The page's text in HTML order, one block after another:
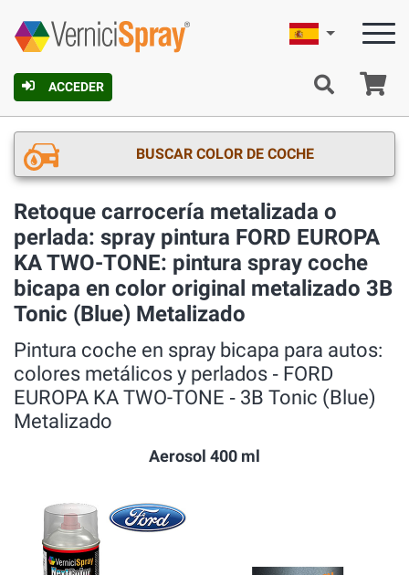
ACCEDER
Español
BUSCAR COLOR DE COCHE
Retoque carrocería metalizada o
perlada: spray pintura FORD EUROPA
KA TWO-TONE: pintura spray coche
bicapa en color original metalizado 3B
Tonic (Blue) Metalizado
Pintura coche en spray bicapa para autos:
colores metálicos y perlados ‐ FORD
EUROPA KA TWO-TONE ‐ 3B Tonic (Blue)
Metalizado
Aerosol 400 ml